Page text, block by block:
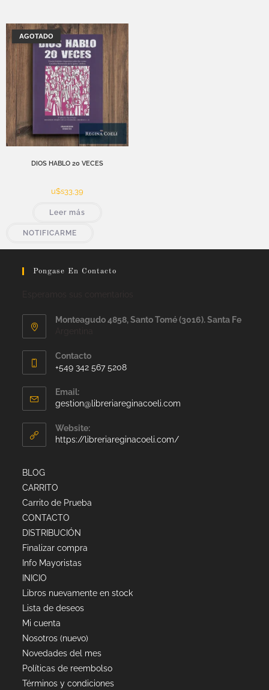
AGOTADO
DIOS HABLO 20 VECES
u$s33,39
Leer más
NOTIFICARME
Pongase En Contacto
Monteagudo 4858, Santo Tomé (3016). Santa Fe
Contacto
+549 342 567 5208
Email:
gestion@libreriareginacoeli.com
Website:
https://libreriareginacoeli.com/
BLOG
CARRITO
Carrito de Prueba
CONTACTO
DISTRIBUCIÓN
Finalizar compra
Info Mayoristas
INICIO
Libros nuevamente en stock
Lista de deseos
Mi cuenta
Nosotros (nuevo)
Novedades del mes
Políticas de reembolso
Términos y condiciones